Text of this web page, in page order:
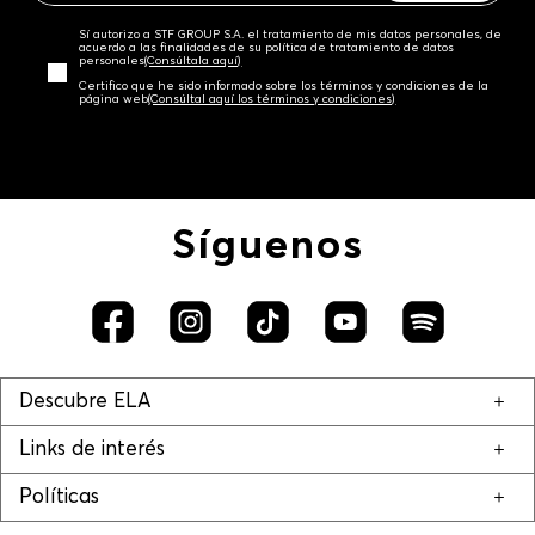
Sí autorizo a STF GROUP S.A. el tratamiento de mis datos personales, de
acuerdo a las finalidades de su política de tratamiento de datos
personales‎(Consúltala aquí)
Certifico que he sido informado sobre los términos y condiciones de la
página web‎(Consúltal aquí los términos y condiciones)
Síguenos
Descubre ELA
Links de interés
Políticas